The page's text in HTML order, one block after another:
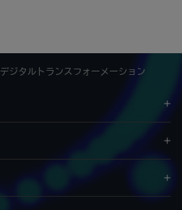
デジタルトランスフォーメーション